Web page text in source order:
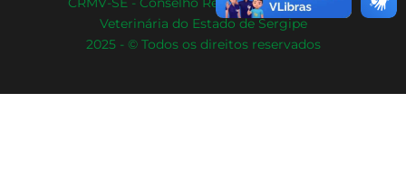
Veterinária do Estado de Sergipe
2025 - © Todos os direitos reservados